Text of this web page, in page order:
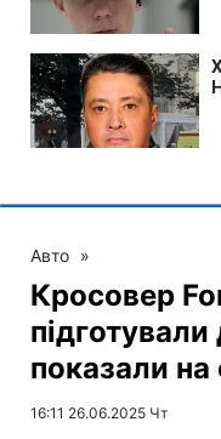
Авто »
Кросовер
показали на
16:11 26.06.2025 Чт